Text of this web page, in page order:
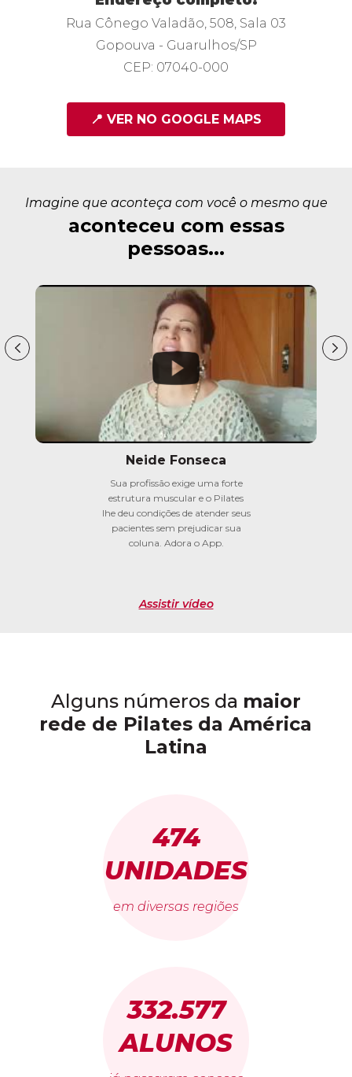
Rua Cônego Valadão, 508, Sala 03
Gopouva - Guarulhos/SP
CEP: 07040-000
📍 VER NO GOOGLE MAPS
Imagine que aconteça com você o mesmo que
aconteceu com essas
pessoas...
Neide Fonseca
Sua profissão exige uma forte
estrutura muscular e o Pilates
lhe deu condições de atender seus
pacientes sem prejudicar sua
coluna. Adora o App.
Assistir vídeo
Alguns números da maior
rede de Pilates da América
Latina
474
UNIDADES
em diversas regiões
332.577
ALUNOS